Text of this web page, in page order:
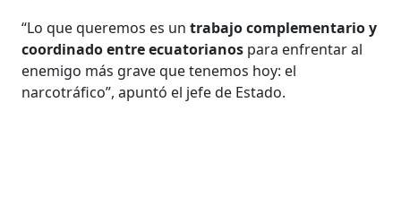
“Lo que queremos es untrabajo complementario y
coordinado entre ecuatorianos para enfrentar al
enemigo más grave que tenemos hoy: el
narcotráfico”, apuntó el jefe de Estado.